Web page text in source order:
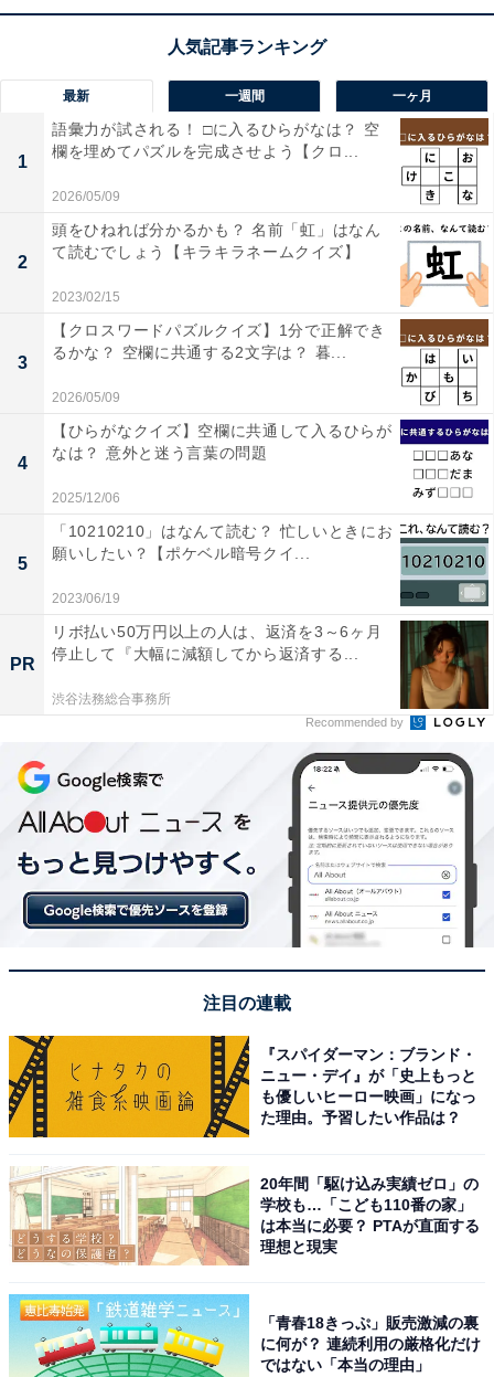
最新 一週間 一ヶ月
1
語彙力が試される！ □に入るひらがなは？ 空
欄を埋めてパズルを完成させよう【クロ...
2026/05/09
2
頭をひねれば分かるかも？ 名前「虹」はなん
て読むでしょう【キラキラネームクイズ】
2023/02/15
3
【クロスワードパズルクイズ】1分で正解でき
るかな？ 空欄に共通する2文字は？ 暮...
2026/05/09
4
【ひらがなクイズ】空欄に共通して入るひらが
なは？ 意外と迷う言葉の問題
2025/12/06
5
「10210210」はなんて読む？ 忙しいときにお
願いしたい？【ポケベル暗号クイ...
2023/06/19
PR
リボ払い50万円以上の人は、返済を3～6ヶ月
停止して『大幅に減額してから返済する...
渋谷法務総合事務所
Recommended by
注目の連載
『スパイダーマン：ブランド・
ニュー・デイ』が「史上もっと
も優しいヒーロー映画」になっ
た理由。予習したい作品は？
20年間「駆け込み実績ゼロ」の
学校も…「こども110番の家」
は本当に必要？ PTAが直面する
理想と現実
「青春18きっぷ」販売激減の裏
に何が？ 連続利用の厳格化だけ
ではない「本当の理由」